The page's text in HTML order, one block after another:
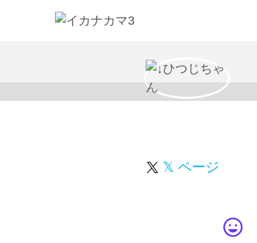
𝕏 ページ